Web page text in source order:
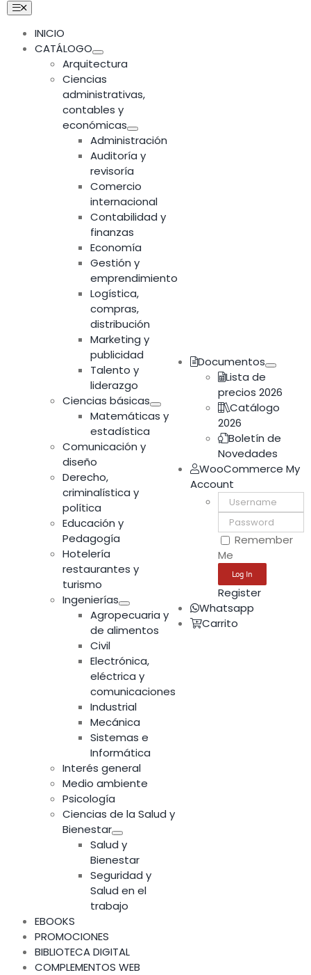
Skip
content
Toggle
Navigation
INICIO
CATÁLOGO
Arquitectura
Ciencias
administrativas,
contables y
económicas
Administración
Auditoría y
revisoría
Comercio
internacional
Contabilidad y
finanzas
Economía
Gestión y
emprendimiento
Logística,
compras,
distribución
Marketing y
publicidad
Talento y
liderazgo
Ciencias básicas
Matemáticas y
estadística
Comunicación y
diseño
Derecho,
criminalística y
política
Educación y
Pedagogía
Hotelería
restaurantes y
turismo
Ingenierías
Agropecuaria y
de alimentos
Civil
Electrónica,
eléctrica y
comunicaciones
Industrial
Mecánica
Sistemas e
Informática
Interés general
Medio ambiente
Psicología
Ciencias de la Salud y
Bienestar
Salud y
Bienestar
Seguridad y
Salud en el
trabajo
EBOOKS
PROMOCIONES
BIBLIOTECA DIGITAL
COMPLEMENTOS WEB
Documentos
Lista de
precios 2026
Catálogo
2026
Boletín de
Novedades
WooCommerce My
Account
Username:
Password:
Remember
Me
Register
Whatsapp
Carrito